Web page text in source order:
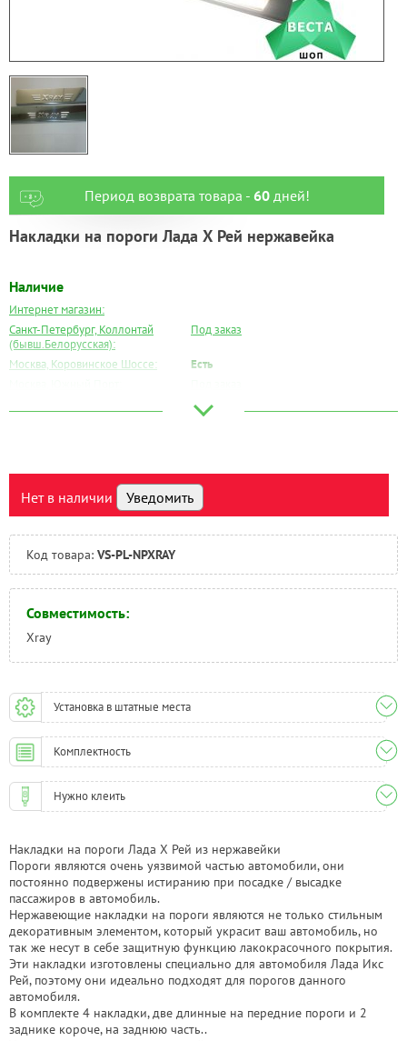
Период возврата товара - 60дней!
Накладки на пороги Лада Х Рей нержавейка
Наличие
Интернет магазин:
Санкт-Петербург, Коллонтай
(бывш.Белорусская):
Под заказ
Москва, Коровинское Шоссе:
Есть
Под заказ
Под заказ
Тюмень:
Под заказ
Нет в наличии Уведомить
Код товара: VS-PL-NPXRAY
Совместимость:
Xray
Установка в штатные места
Комплектность
Нужно клеить
Накладки на пороги Лада Х Рей из нержавейки
Пороги являются очень уязвимой частью автомобили, они
постоянно подвержены истиранию при посадке / высадке
пассажиров в автомобиль.
Нержавеющие накладки на пороги являются не только стильным
декоративным элементом, который украсит ваш автомобиль, но
так же несут в себе защитную функцию лакокрасочного покрытия.
Эти накладки изготовлены специально для автомобиля Лада Икс
Рей, поэтому они идеально подходят для порогов данного
автомобиля.
В комплекте 4 накладки, две длинные на передние пороги и 2
заднике короче, на заднюю часть..